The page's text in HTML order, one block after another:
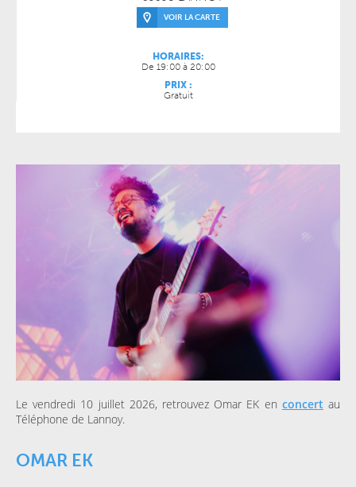
VOIR LA CARTE
HORAIRES:
De 19:00 à 20:00
PRIX :
Gratuit
Le vendredi 10 juillet 2026, retrouvez Omar EK en concert au
Téléphone de Lannoy.
OMAR EK